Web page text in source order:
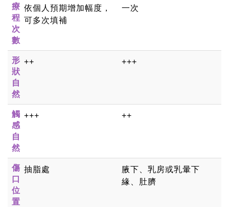
療
程
次
數
依個人預期增加幅度，
可多次填補
一次
形
狀
自
然
++ +++
觸
感
自
然
+++ ++
傷
口
位
置
抽脂處
腋下、乳房或乳暈下
緣、肚臍